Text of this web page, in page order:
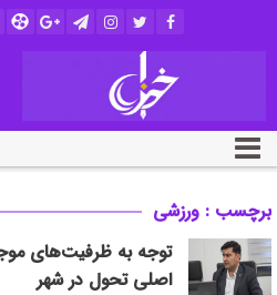
برچسب : ورزشی
توجه به ظرفیت‌های
اصلی تحول در شهر